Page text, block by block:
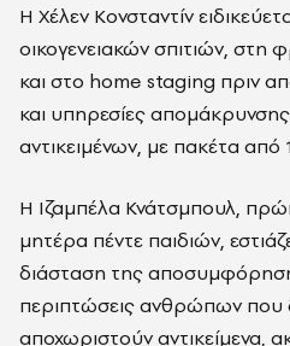
Η Χέλεν Κονσταντίν
οικογενειακών σπιτιών, στη
και στο home staging πριν
και υπηρεσίες
αντικειμένων, με πακέτα από
Η Ιζαμπέλα Κνάτσμπουλ,
μητέρα πέντε παιδιών,
διάσταση της
περιπτώσεις ανθρώπων που
αποχωριστούν αντικείμενα,